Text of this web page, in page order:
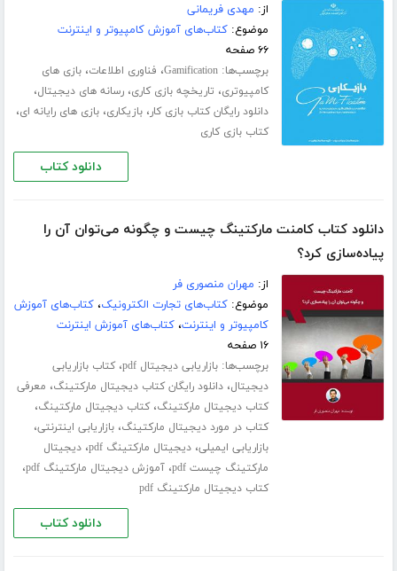
از: مهدی فریمانی
موضوع:کتاب‌های آموزش کامپیوتر و اینترنت
۶۶ صفحه
برچسب‌ها:Gamification، فناوری اطلاعات،بازی های
کامپیوتری، تاریخچه بازی کاری،رسانه های دیجیتال،
دانلود رایگان کتاب بازی کار،بازیکاری،بازی های رایانه ای،
کتاب بازی کاری
دانلود کتاب
دانلود کتاب کامنت مارکتینگ چیست و چگونه می‌توان آن را
پیاده‌سازی کرد؟
از: مهران منصوری فر
موضوع:کتاب‌های تجارت الکترونیک،کتاب‌های آموزش
کامپیوتر و اینترنت،کتاب‌های آموزش اینترنت
۱۶ صفحه
برچسب‌ها:بازاریابی دیجیتال pdf ،کتاب بازاریابی
دیجیتال،دانلود رایگان کتاب دیجیتال مارکتینگ، معرفی
کتاب دیجیتال مارکتینگ،کتاب دیجیتال مارکتینگ،
کتاب در مورد دیجیتال مارکتینگ،بازاریابی اینترنتی،
بازاریابی ایمیلی،دیجیتال مارکتینگ pdf ،دیجیتال
مارکتینگ چیست pdf
،آموزش دیجیتال مارکتینگ pdf ،
کتاب دیجیتال مارکتینگ pdf
دانلود کتاب